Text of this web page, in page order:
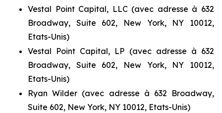
Vestal Point Capital, LLC (avec adresse à 632
Broadway, Suite 602, New York, NY 10012,
Etats-Unis)
Vestal Point Capital, LP (avec adresse à 632
Broadway, Suite 602, New York, NY 10012,
Etats-Unis)
Ryan Wilder (avec adresse à 632 Broadway,
Suite 602, New York, NY 10012, Etats-Unis)